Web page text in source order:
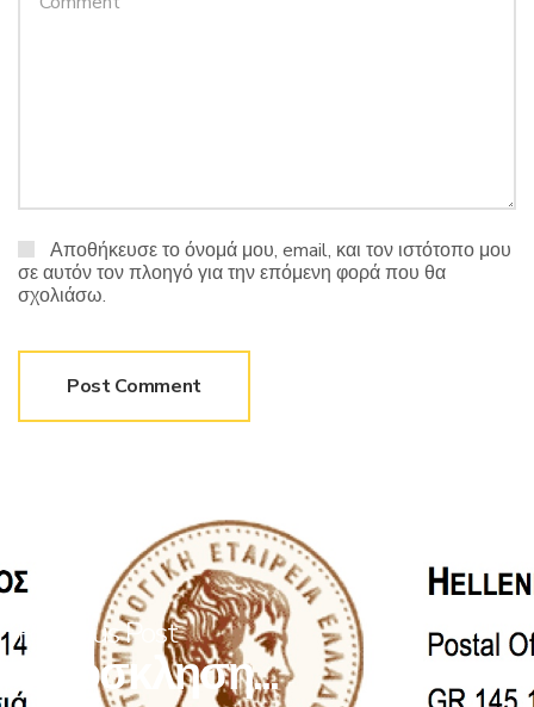
Αποθήκευσε το όνομά μου, email, και τον ιστότοπο μου
σε αυτόν τον πλοηγό για την επόμενη φορά που θα
σχολιάσω.
Previous Post
Πρόσκληση...